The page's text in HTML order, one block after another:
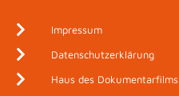
Impressum
Datenschutzerklärung
Haus des Dokumentarfilms